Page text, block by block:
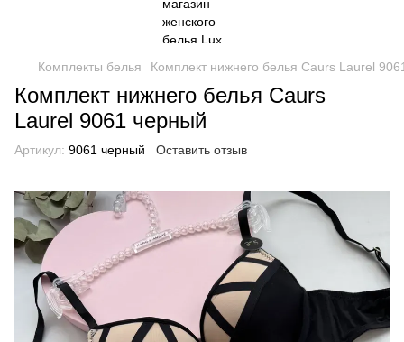
Комплекты белья Комплект нижнего белья Caurs Laurel
Комплект нижнего белья Caurs
Laurel 9061 черный
Артикул: 9061 черный Оставить отзыв